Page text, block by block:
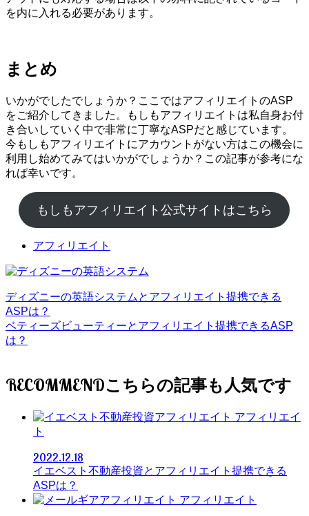
を内に入れる必要があります。
まとめ
いかがでしたでしょうか？ここではアフィリエイトのASP
をご紹介してきました。もしもアフィリエイトは私自身お付
き合いしていく中で非常に丁寧なASPだと感じています。
今もしもアフィリエイトにアカウントがない方はこの機会に
利用し始めてみてはいかがでしょうか？この記事が参考にな
れば幸いです。
もしもアフィリエイト公式サイトはこちら
アフィリエイト
ディズニーの英語システムとアフィリエイト提携できる
ASPは？
ベティーズビューティーとアフィリエイト提携できるASP
は？
RECOMMEND
アフィリエイ
ト
2022.12.18
イエベスト不動産投資とアフィリエイト提携できる
ASPは？
アフィリエイト